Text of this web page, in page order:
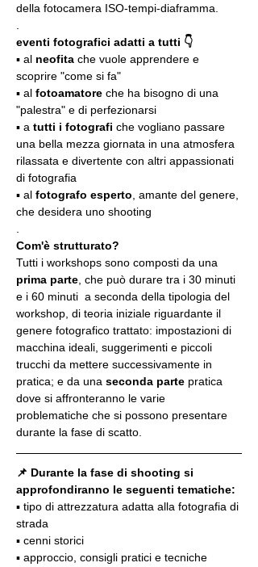
della fotocamera ISO-tempi-diaframma.
eventi fotografici adatti a tutti 👇
▪️ al neofita che vuole apprendere e
scoprire "come si fa"
▪️ al fotoamatore che ha bisogno di una
"palestra" e di perfezionarsi
▪️ a tutti i fotografi che vogliano passare
una bella mezza giornata in una atmosfera
rilassata e divertente con altri appassionati
di fotografia
▪️ al fotografo esperto , amante del genere,
che desidera uno shooting
Com'è strutturato?
Tutti i workshops sono composti da una
prima parte , che può durare tra i 30 minuti
e i 60 minuti  a seconda della tipologia del
workshop, di teoria iniziale riguardante il
genere fotografico trattato: impostazioni di
macchina ideali, suggerimenti e piccoli
trucchi da mettere successivamente in
pratica; e da una seconda parte pratica
dove si affronteranno le varie
problematiche che si possono presentare
durante la fase di scatto.
📌 Durante la fase di shooting si
approfondiranno le seguenti tematiche:
▪️ tipo di attrezzatura adatta alla fotografia di
strada
▪️ cenni storici
▪️ approccio, consigli pratici e tecniche